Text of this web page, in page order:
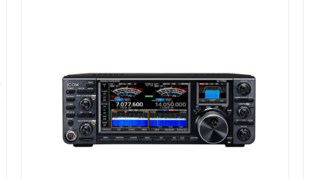
DETAILS